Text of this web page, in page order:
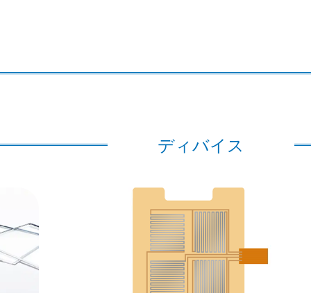
ディバイス